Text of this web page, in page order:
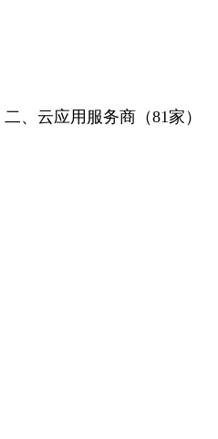
二、 云应用服务商（81家）